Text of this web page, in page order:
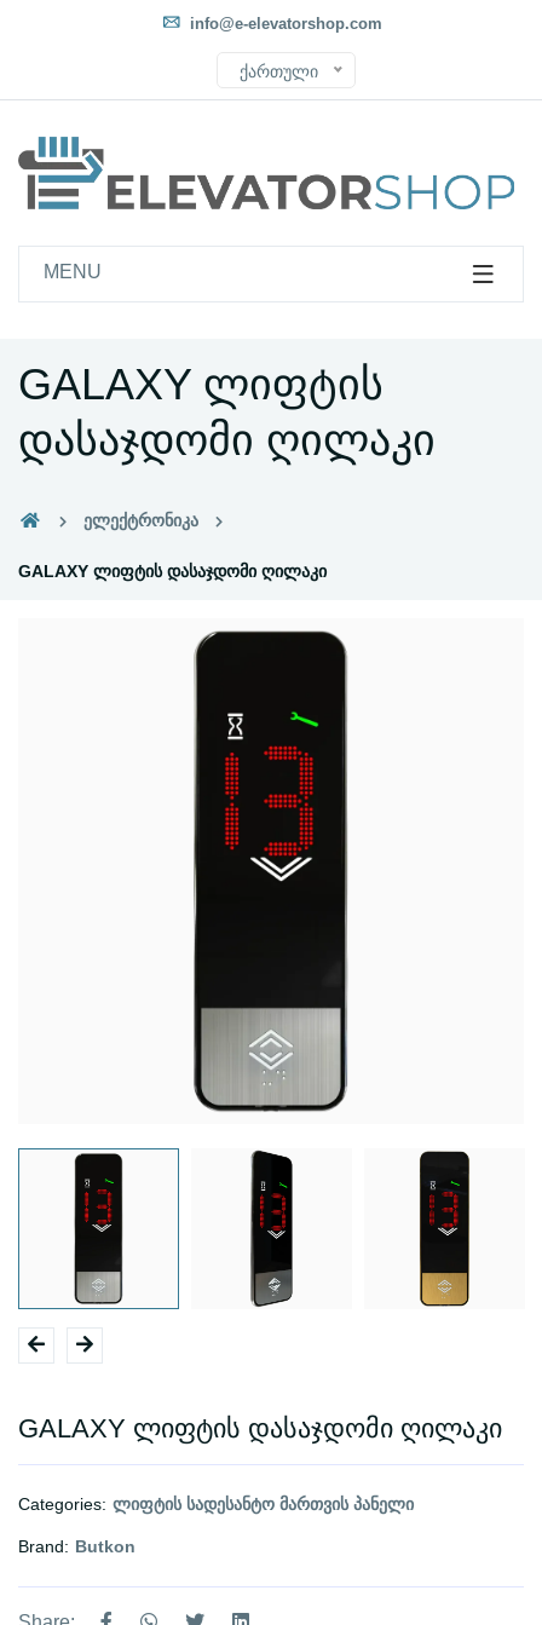
info@e-elevatorshop.com
ქართული
MENU
GALAXY ლიფტის
დასაჯდომი ღილაკი
ელექტრონიკა
GALAXY ლიფტის დასაჯდომი ღილაკი
GALAXY ლიფტის დასაჯდომი ღილაკი
Categories: ლიფტის სადესანტო მართვის პანელი
Brand: Butkon